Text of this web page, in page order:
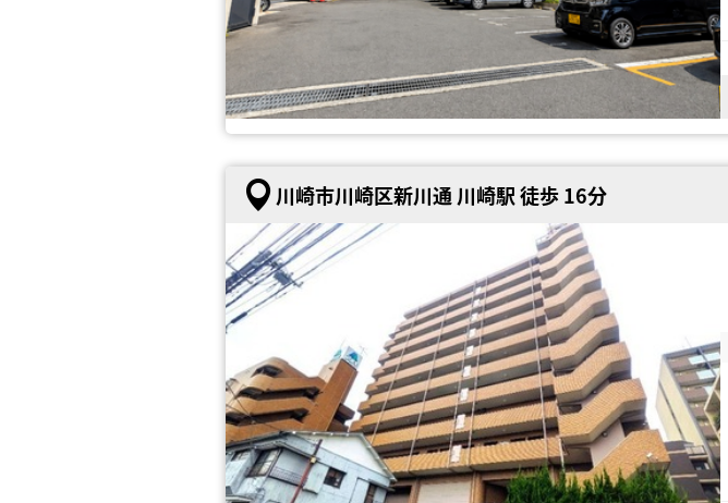
川崎市川崎区新川通 川崎駅 徒歩 16分